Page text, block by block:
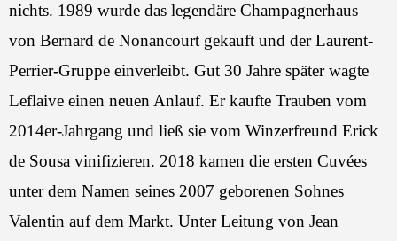
nichts. 1989 wurde das legendäre Champagnerhaus
von Bernard de Nonancourt gekauft und der Laurent-
Perrier-Gruppe einverleibt. Gut 30 Jahre später wagte
Leflaive einen neuen Anlauf. Er kaufte Trauben vom
2014er-Jahrgang und ließ sie vom Winzerfreund Erick
de Sousa vinifizieren. 2018 kamen die ersten Cuvées
unter dem Namen seines 2007 geborenen Sohnes
Valentin auf dem Markt. Unter Leitung von Jean